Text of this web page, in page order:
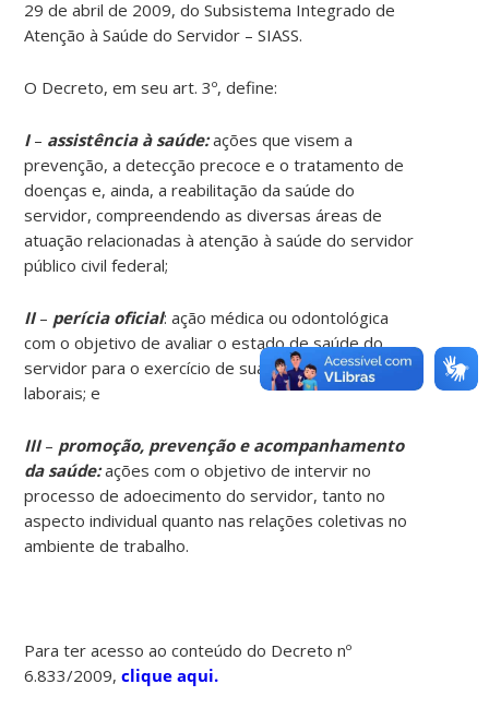
29 de abril de 2009, do Subsistema Integrado de
Atenção à Saúde do Servidor – SIASS.
O Decreto, em seu art. 3º, define:
I– assistência à saúde:ações que visem a
prevenção, a detecção precoce e o tratamento de
doenças e, ainda, a reabilitação da saúde do
servidor, compreendendo as diversas áreas de
atuação relacionadas à atenção à saúde do servidor
público civil federal;
II– perícia oficial: ação médica ou odontológica
com o objetivo de avaliar o estado de saúde do
servidor para o exercício de suas atividades
laborais; e
III– promoção, prevenção e acompanhamento
da saúde:ações com o objetivo de intervir no
processo de adoecimento do servidor, tanto no
aspecto individual quanto nas relações coletivas no
ambiente de trabalho.
Para ter acesso ao conteúdo do Decreto nº
6.833/2009,clique aqui.